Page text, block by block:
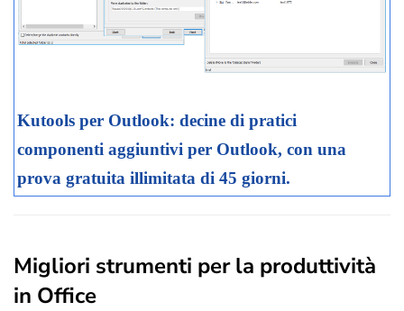
Kutools per Outlook: decine di pratici
componenti aggiuntivi per Outlook, con una
prova gratuita illimitata di 45 giorni.
Migliori strumenti per la produttività
in Office